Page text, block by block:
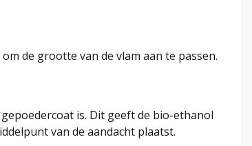
de grootte van de vlam aan te passen.
is. Dit geeft de bio-ethanol
van de aandacht plaatst.